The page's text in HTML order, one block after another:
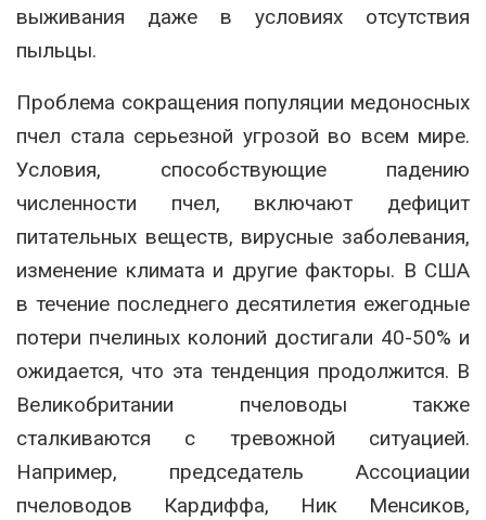
выживания даже в условиях отсутствия
пыльцы.
Проблема сокращения популяции медоносных
пчел стала серьезной угрозой во всем мире.
Условия, способствующие падению
численности пчел, включают дефицит
питательных веществ, вирусные заболевания,
изменение климата и другие факторы. В США
в течение последнего десятилетия ежегодные
потери пчелиных колоний достигали 40-50% и
ожидается, что эта тенденция продолжится. В
Великобритании пчеловоды также
сталкиваются с тревожной ситуацией.
Например, председатель Ассоциации
пчеловодов Кардиффа, Ник Менсиков,